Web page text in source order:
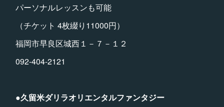
パーソナルレッスンも可能
（チケット 4枚綴り11000円）
福岡市早良区城西１－７－１２
092-404-2121
●久留米ダリラオリエンタルファンタジー